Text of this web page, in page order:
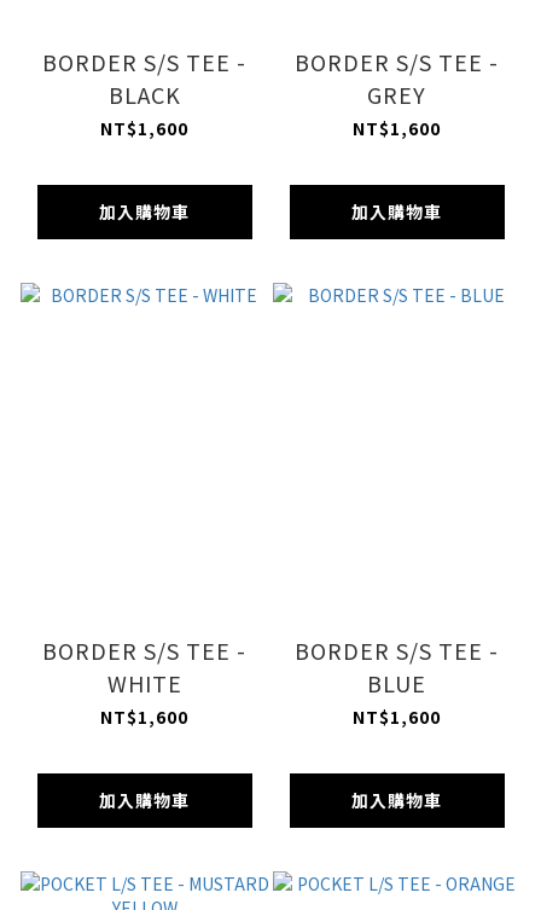
BORDER S/S TEE -
BLACK
NT$1,600
加入購物車
BORDER S/S TEE -
GREY
NT$1,600
加入購物車
BORDER S/S TEE -
WHITE
NT$1,600
加入購物車
BORDER S/S TEE -
BLUE
NT$1,600
加入購物車